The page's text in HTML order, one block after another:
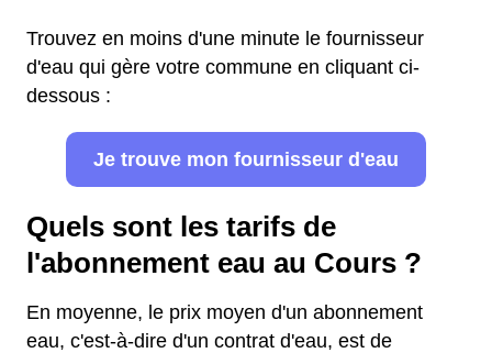
Trouvez en moins d'une minute le fournisseur
d'eau qui gère votre commune en cliquant ci-
dessous :
Je trouve mon fournisseur d'eau
Quels sont les tarifs de
l'abonnement eau au Cours ?
En moyenne, le prix moyen d'un abonnement
eau, c'est-à-dire d'un contrat d'eau, est de